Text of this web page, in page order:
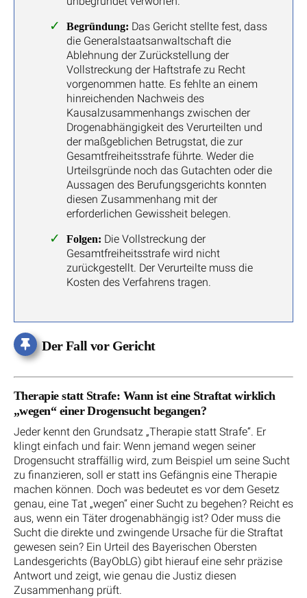
Begründung: Das Gericht stellte fest, dass
die Generalstaatsanwaltschaft die
Ablehnung der Zurückstellung der
Vollstreckung der Haftstrafe zu Recht
vorgenommen hatte. Es fehlte an einem
hinreichenden Nachweis des
Kausalzusammenhangs zwischen der
Drogenabhängigkeit des Verurteilten und
der maßgeblichen Betrugstat, die zur
Gesamtfreiheitsstrafe führte. Weder die
Urteilsgründe noch das Gutachten oder die
Aussagen des Berufungsgerichts konnten
diesen Zusammenhang mit der
erforderlichen Gewissheit belegen.
Folgen: Die Vollstreckung der
Gesamtfreiheitsstrafe wird nicht
zurückgestellt. Der Verurteilte muss die
Kosten des Verfahrens tragen.
Der Fall vor Gericht
Therapie statt Strafe: Wann ist eine Straftat wirklich
„wegen“ einer Drogensucht begangen?
Jeder kennt den Grundsatz „Therapie statt Strafe“. Er
klingt einfach und fair: Wenn jemand wegen seiner
Drogensucht straffällig wird, zum Beispiel um seine Sucht
zu finanzieren, soll er statt ins Gefängnis eine Therapie
machen können. Doch was bedeutet es vor dem Gesetz
genau, eine Tat „wegen“ einer Sucht zu begehen? Reicht es
aus, wenn ein Täter drogenabhängig ist? Oder muss die
Sucht die direkte und zwingende Ursache für die Straftat
gewesen sein? Ein Urteil des Bayerischen Obersten
Landesgerichts (BayObLG) gibt hierauf eine sehr präzise
Antwort und zeigt, wie genau die Justiz diesen
Zusammenhang prüft.